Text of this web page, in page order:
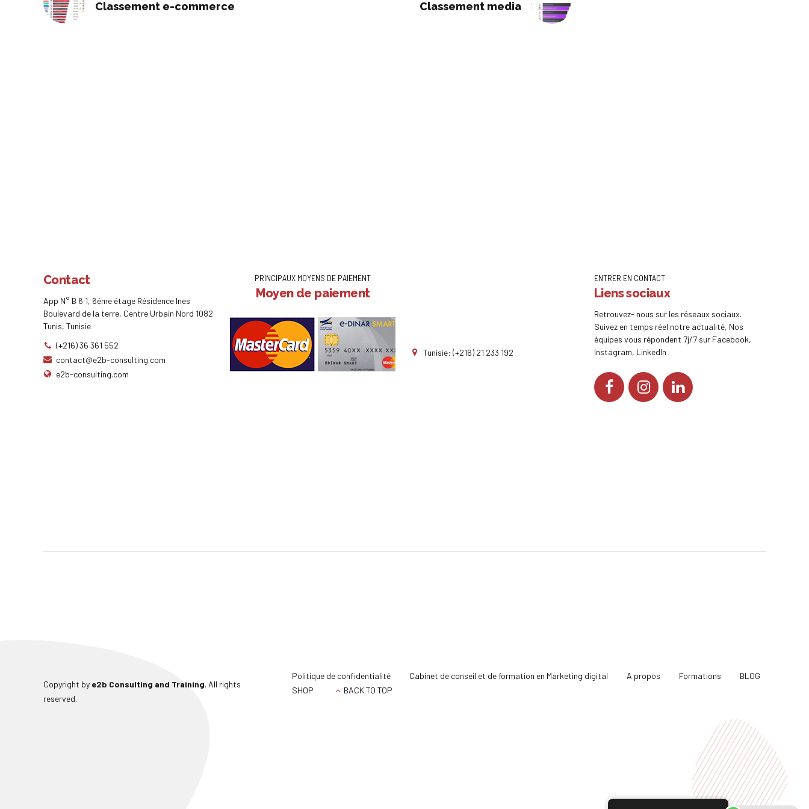
Classement e-commerce Classement media
Contact
App N° B 6 1, 6éme étage Résidence Ines
Boulevard de la terre, Centre Urbain Nord 1082
Tunis, Tunisie
(+216) 36 361 552
contact@e2b-consulting.com
e2b-consulting.com
PRINCIPAUX MOYENS DE PAIEMENT
Moyen de paiement
Tunisie: (+216) 21 233 192
ENTRER EN CONTACT
Liens sociaux
Retrouvez- nous sur les réseaux sociaux.
Suivez en temps réel notre actualité, Nos
équipes vous répondent 7j/7 sur Facebook,
Instagram, LinkedIn
Copyright by e2b Consulting and Training. All rights
reserved.
Politique de confidentialité Cabinet de conseil et de formation en Marketing digital A propos Formations
BLOG
SHOP
BACK TO TOP